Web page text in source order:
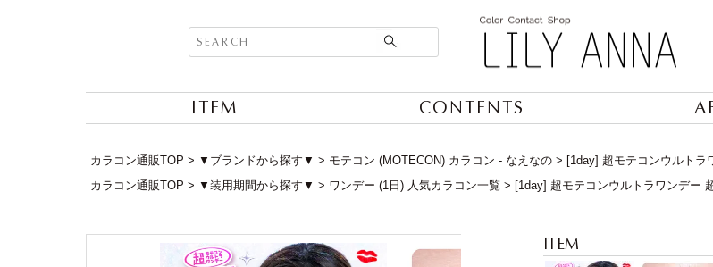
ITEM CONTENTS
カラコン通販TOP ▼ブランドから探す▼ モテコン (MOTECON) カラコン - なえなの
[1day] 超モテコンウルトラ
カラコン通販TOP
▼装用期間から探す▼ ワンデー (1日) 人気カラコン一覧 [1day] 超モテコンウルトラワンデー